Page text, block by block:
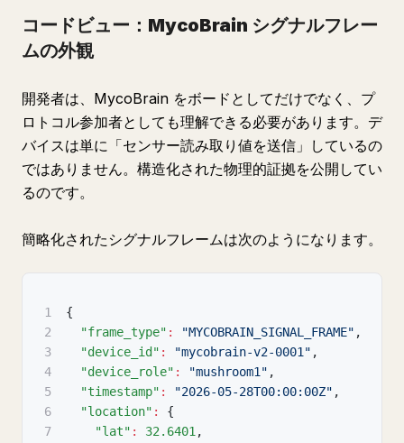
コードビュー：MycoBrain シグナルフレー
ムの外観
開発者は、MycoBrain をボードとしてだけでなく、プ
ロトコル参加者としても理解できる必要があります。デ
バイスは単に「センサー読み取り値を送信」しているの
ではありません。構造化された物理的証拠を公開してい
るのです。
簡略化されたシグナルフレームは次のようになります。
1
{
2
"frame_type" : "MYCOBRAIN_SIGNAL_FRAME" ,
3
"device_id" : "mycobrain-v2-0001" ,
4
"device_role" : "mushroom1" ,
5
"timestamp" : "2026-05-28T00:00:00Z" ,
6
"location" :
{
7
"lat" : 32.6401 ,